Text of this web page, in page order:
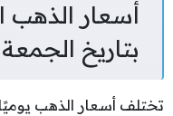
أسعار الذهب
بتاريخ الجمعة 7 أغسطس 2026
تختلف أسعار الذهب يوميًا